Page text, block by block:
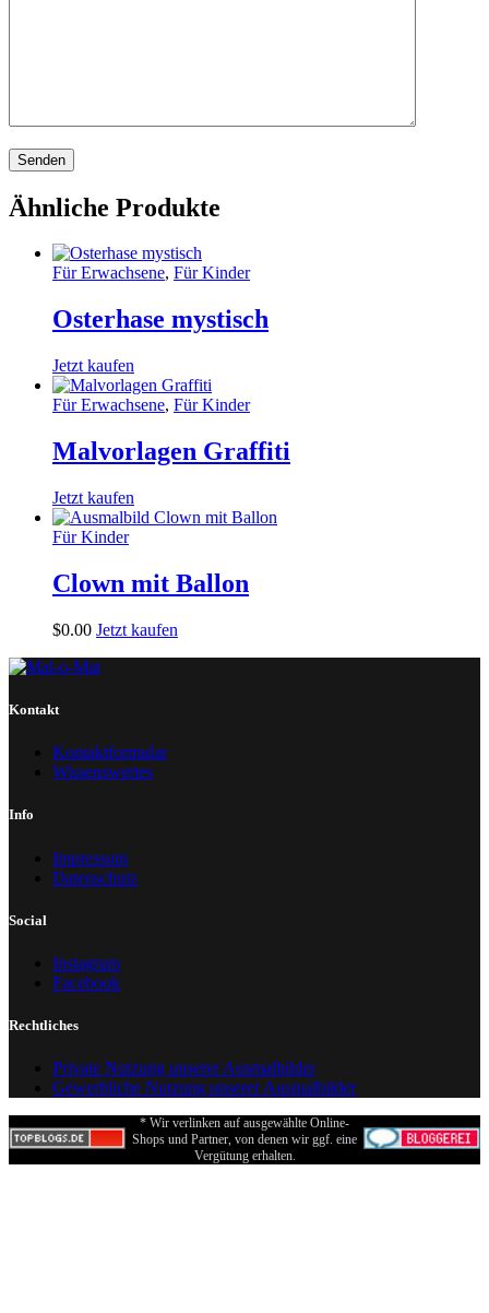
Ähnliche Produkte
Für Erwachsene, Für Kinder
Osterhase mystisch
Jetzt kaufen
Für Erwachsene, Für Kinder
Malvorlagen Graffiti
Jetzt kaufen
Für Kinder
Clown mit Ballon
$0.00 Jetzt kaufen
Kontakt
Kontaktformular
Wissenswertes
Info
Impressum
Datenschutz
Social
Instagram
Facebook
Rechtliches
Private Nutzung unserer Ausmalbilder
Gewerbliche Nutzung unserer Ausmalbilder
* Wir verlinken auf ausgewählte Online-
Shops und Partner, von denen wir ggf. eine
Vergütung erhalten.